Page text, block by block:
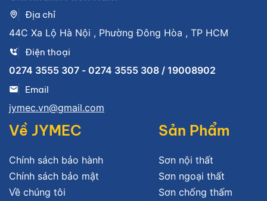
Địa chỉ
44C Xa Lộ Hà Nội , Phường Đông Hòa , TP HCM
Điện thoại
0274 3555 307 - 0274 3555 308 / 19008902
Email
jymec.vn@gmail.com
Về JYMEC
Chính sách bảo hành
Chính sách bảo mật
Về chúng tôi
Sản Phẩm
Sơn nội thất
Sơn ngoại thất
Sơn chống thấm